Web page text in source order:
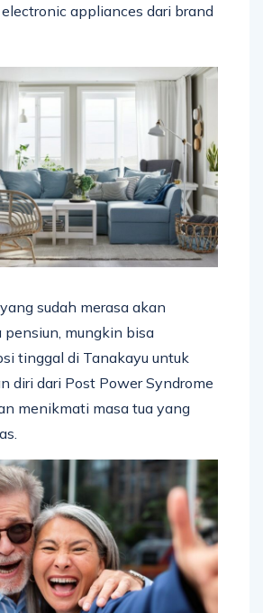
appliances dari brand
sudah merasa akan
pensiun, mungkin bisa
tinggal di Tanakayu untuk
diri dari Post Power Syndrome
menikmati masa tua yang